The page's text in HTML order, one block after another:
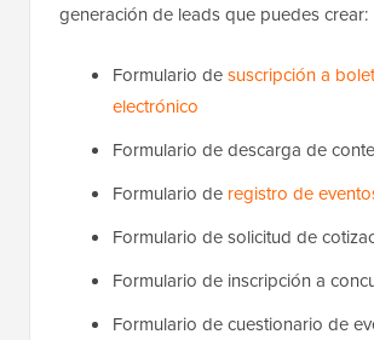
generación de leads que puedes crear:
Formulario desuscripción a
electrónico
Formulario de descarga de
Formulario de registro de
Formulario de solicitud de
Formulario de inscripción a
Formulario de cuestionario de